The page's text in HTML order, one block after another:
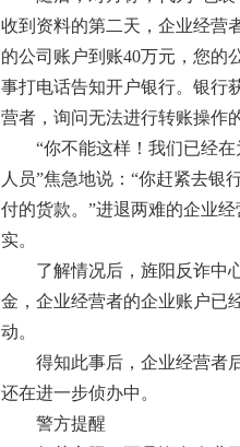
收到资料的第二天，企业经营
的公司账户到账40万元，您
事打电话告知开户银行。银行
营者，询问无法进行转账操作
“你不能这样！我们已经在
人员”焦急地说：“你赶紧去
付的货款。”进退两难的企业
实。
了解情况后，旌阳反诈中心
金，企业经营者的企业账户已
动。
得知此事后，企业经营者后
还在进一步侦办中。
警方提醒